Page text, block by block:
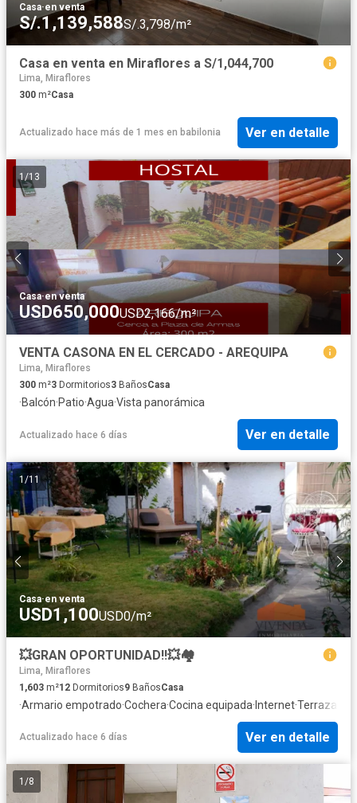
Casa·en venta
S/.1,139,588S/.3,798/m²
Casa en venta en Miraflores a S/1,044,700
Lima, Miraflores
300 m²Casa
Actualizado hace más de 1 mes en babilonia Ver en detalle
1/13
Casa·en venta
USD650,000USD2,166/m²
VENTA CASONA EN EL CERCADO - AREQUIPA
Lima, Miraflores
300 m²3 Dormitorios3 BañosCasa
·Balcón·Patio·Agua·Vista panorámica
Actualizado hace 6 días Ver en detalle
1 /11
Casa·en venta
USD1,100USD0/m²
💥GRAN OPORTUNIDAD!!💥🏘
Lima, Miraflores
1,603 m²12 Dormitorios9 BañosCasa
·Armario empotrado·Cochera·Cocina equipada·Internet·Terraza
Actualizado hace 6 días Ver en detalle
1 /8